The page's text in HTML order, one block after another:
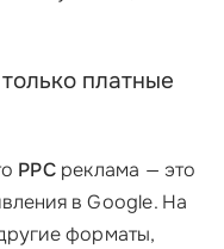
платные
PPCреклама — это
в Google. На
форматы,